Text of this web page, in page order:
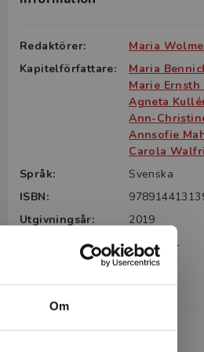
Om
Redaktörer:
Maria
Kapitelförfattare:
Maria
Marie
Agneta
Ann-
Annsofie
Carola
Språk:
Svenska
ISBN:
Utgivningsår:
2019
Artikelnummer:
40308-01
Första
Sidantal:
114
Köp- och leveransvillkor